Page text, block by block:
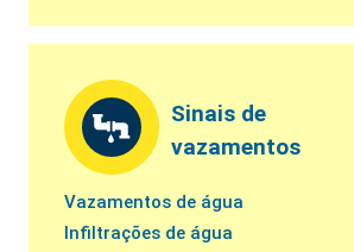
Sinais de
vazamentos
Vazamentos de água
Infiltrações de água